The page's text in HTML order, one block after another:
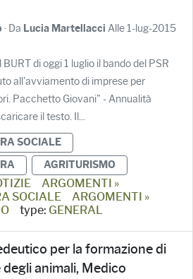
· Da Lucia Martellacci Alle 1-lug-2015
di oggi 1 luglio il bando del PSR
all'avviamento di imprese per
Pacchetto Giovani" - Annualità
il testo. Il...
SOCIALE
AGRITURISMO
ARGOMENTI »
SOCIALE
ARGOMENTI »
type: GENERAL
per la formazione di
animali, Medico